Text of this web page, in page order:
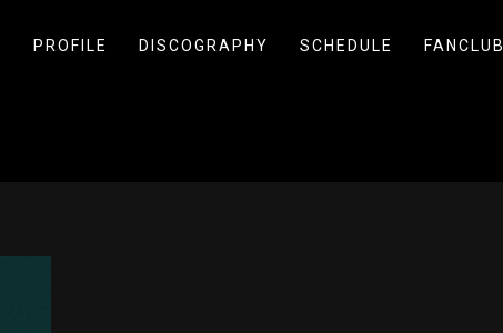
PROFILE DISCOGRAPHY SCHEDULE FANCLUB